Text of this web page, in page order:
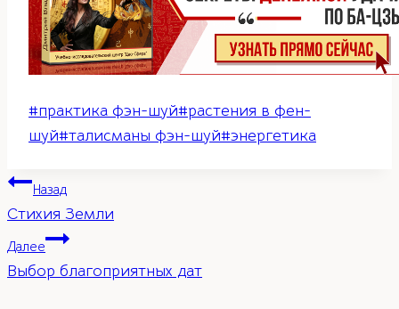
Метки
записи:
#практика фэн-шуй#растения в фен-
шуй#талисманы фэн-шуй#энергетика
Навигация
по
записям
Назад
Стихия Земли
Далее
Выбор благоприятных дат